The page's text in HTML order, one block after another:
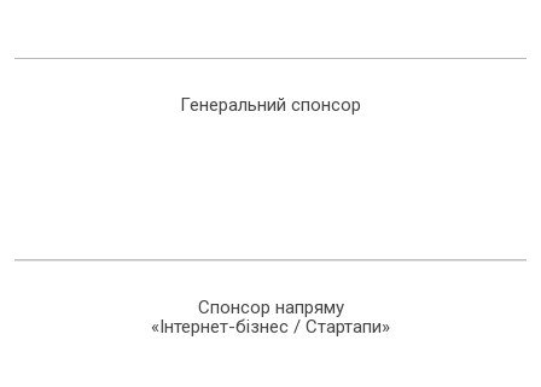
Генеральний спонсор
Спонсор напряму
«Інтернет-бізнес / Стартапи»